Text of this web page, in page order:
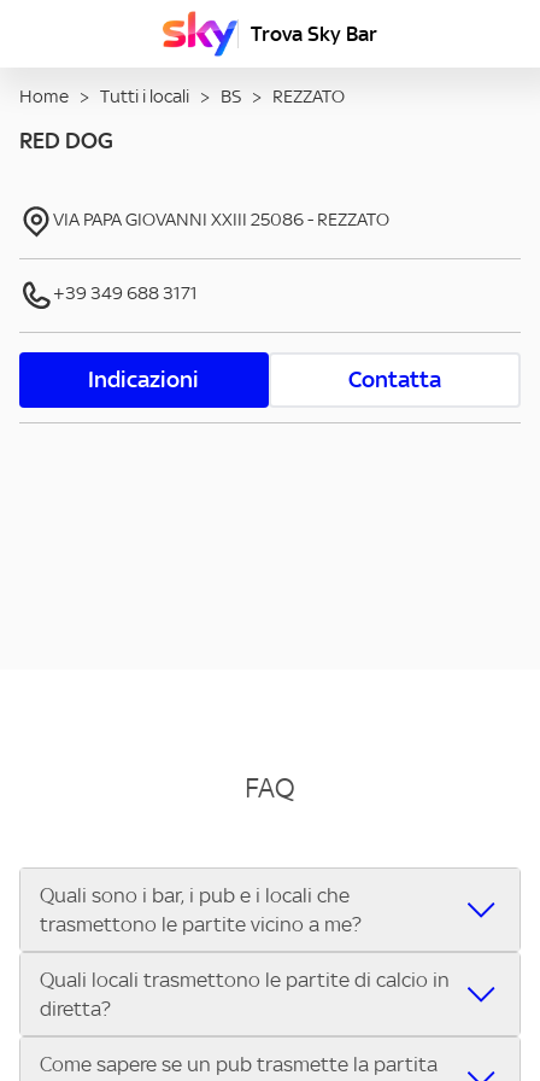
Trova Sky Bar
Home > Tutti i locali > BS > REZZATO
RED DOG
VIA PAPA GIOVANNI XXIII 25086- REZZATO
+39 349 688 3171
Indicazioni Contatta
FAQ
Quali sono i bar, i pub e i locali che
trasmettono le partite vicino a me?
Se cerchi un bar, pub, ristorante o locale vicino a te per
vedere le partite di Serie A ENILIVE, la Serie C Sky Wifi, la
UEFA Champions League, la UEFA Europa League, la UEFA
Conference League, il Tennis, la Formula 1®, la MotoGP™ e
Quali locali trasmettono le partite di calcio in
diretta?
Vuoi sapere quali bar, pub o ristoranti mostrano le partite
Come sapere se un pub trasmette la partita